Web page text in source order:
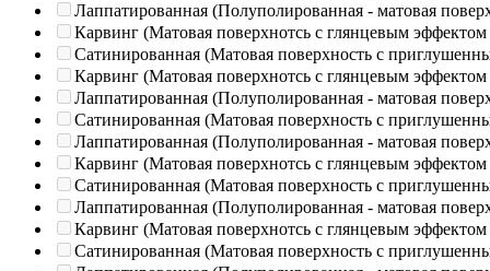
Лаппатированная (Полуполированная - матовая
Карвинг (Матовая поверхнотсь с глянцевым эффектом
Сатинированная (Матовая поверхность с
Карвинг (Матовая поверхнотсь с глянцевым эффектом
Лаппатированная (Полуполированная - матовая
Сатинированная (Матовая поверхность с
Лаппатированная (Полуполированная - матовая
Карвинг (Матовая поверхнотсь с глянцевым эффектом
Сатинированная (Матовая поверхность с
Лаппатированная (Полуполированная - матовая
Карвинг (Матовая поверхнотсь с глянцевым эффектом
Сатинированная (Матовая поверхность с